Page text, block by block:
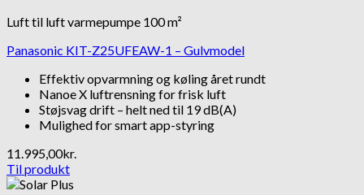
Luft til luft varmepumpe 100 m²
Panasonic KIT-Z25UFEAW-1 – Gulvmodel
Effektiv opvarmning og køling året rundt
Nanoe X luftrensning for frisk luft
Støjsvag drift – helt ned til 19 dB(A)
Mulighed for smart app-styring
11.995,00kr.
Til produkt